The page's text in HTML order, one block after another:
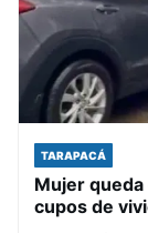
TARAPACÁ
Mujer
cupos de